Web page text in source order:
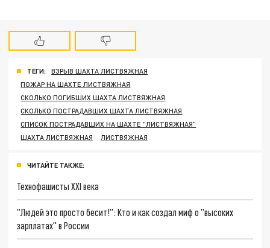
ТЕГИ:
ВЗРЫВ ШАХТА ЛИСТВЯЖНАЯ
ПОЖАР НА ШАХТЕ ЛИСТВЯЖНАЯ
СКОЛЬКО ПОГИБШИХ ШАХТА ЛИСТВЯЖНАЯ
СКОЛЬКО ПОСТРАДАВШИХ ШАХТА ЛИСТВЯЖНАЯ
СПИСОК ПОСТРАДАВШИХ НА ШАХТЕ "ЛИСТВЯЖНАЯ"
ШАХТА ЛИСТВЯЖНАЯ
ЛИСТВЯЖНАЯ
ЧИТАЙТЕ ТАКЖЕ:
Технофашисты XXI века
"Людей это просто бесит!": Кто и как создал миф о "высоких
зарплатах" в России